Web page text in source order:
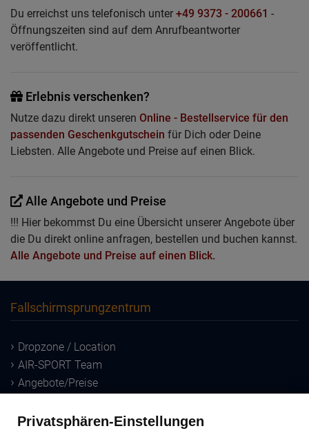
Du erreichst uns telefonisch unter +49 9373 - 200661 -
Öffnungszeiten sind auf dem Anrufbeantworter
veröffentlicht.
Erlebnis verschenken?
Nutze dazu direkt unseren Online - Bestellservice für den
passenden Geschenkgutschein für Dich oder Deine
Liebsten. Alle Angebote und Preise auf einen Blick.
Alle Angebote und Preise
!!! Hier bekommst Du eine Übersicht unserer Angebote über
die Du direkt online anfragen, bestellen und buchen kannst.
Alle Angebote und Preise auf einen Blick.
Fallschirmsprungzentrum
Dropzone / Location
AIR-SPORT Team
Angebote/Preise
Privatsphären-Einstellungen